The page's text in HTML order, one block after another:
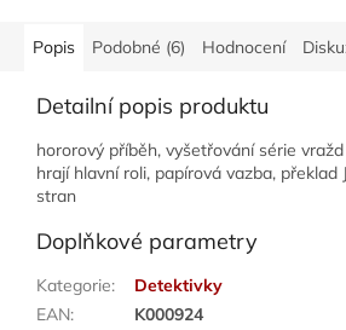
Popis Podobné (6) Hodnocení
Detailní popis produktu
hororový příběh, vyšetřování série
hrají hlavní roli, papírová vazba, překlad
stran
Doplňkové parametry
Kategorie:
Detektivky
EAN:
K000924